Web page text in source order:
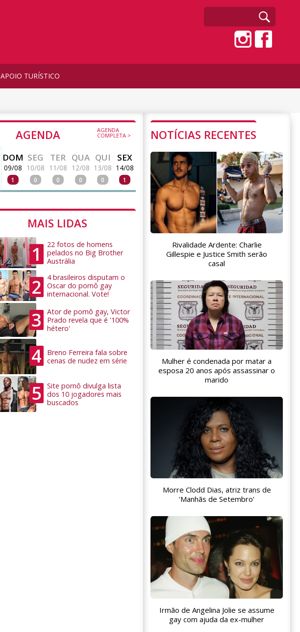
APOIO TURÍSTICO
AGENDA AGENDA
COMPLETA >
DOM
09/08
1
SEG
10/08
0
TER
11/08
0
QUA
12/08
0
QUI
13/08
0
SEX
14/08
1
MAIS LIDAS
1
22 fotos de homens
pelados no Big Brother
Austrália
2
4 brasileiros disputam o
Oscar do pornô gay
internacional. Vote!
3
Ator de pornô gay, Victor
Prado revela que é '100%
hétero'
4
Breno Ferreira fala sobre
cenas de nudez em série
5
Site pornô divulga lista
dos 10 jogadores mais
buscados
NOTÍCIAS RECENTES
Rivalidade Ardente: Charlie
Gillespie e Justice Smith serão
casal
Mulher é condenada por matar a
esposa 20 anos após assassinar o
marido
Morre Clodd Dias, atriz trans de
'Manhãs de Setembro'
Irmão de Angelina Jolie se assume
gay com ajuda da ex-mulher